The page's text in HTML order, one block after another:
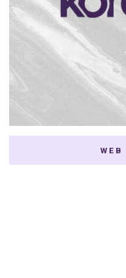
WEB
7 K-dramas Enemies
to Lovers